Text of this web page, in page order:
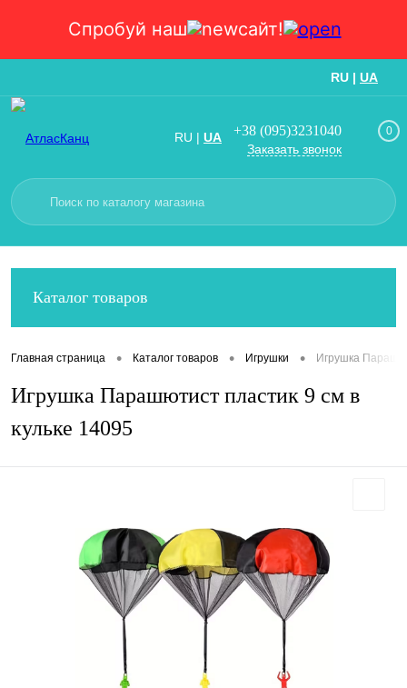
Спробуй наш сайт!
RU | UA
RU | UA +38 (095)3231040
Заказать звонок
0
Каталог товаров
Главная страница • Каталог товаров • Игрушки • Игрушка
Игрушка Парашютист пластик 9 см в
кульке 14095